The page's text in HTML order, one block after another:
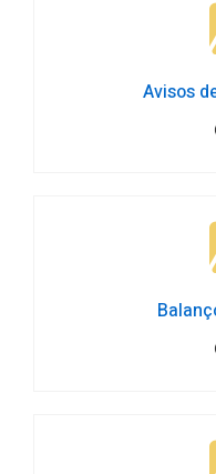
Avisos